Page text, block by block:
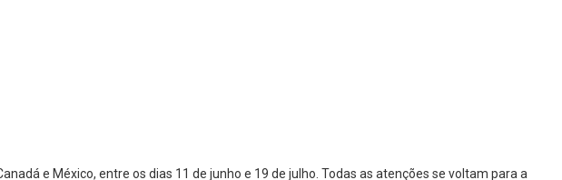
e México, entre os dias 11 de junho e 19 de julho. Todas as atenções se voltam para a